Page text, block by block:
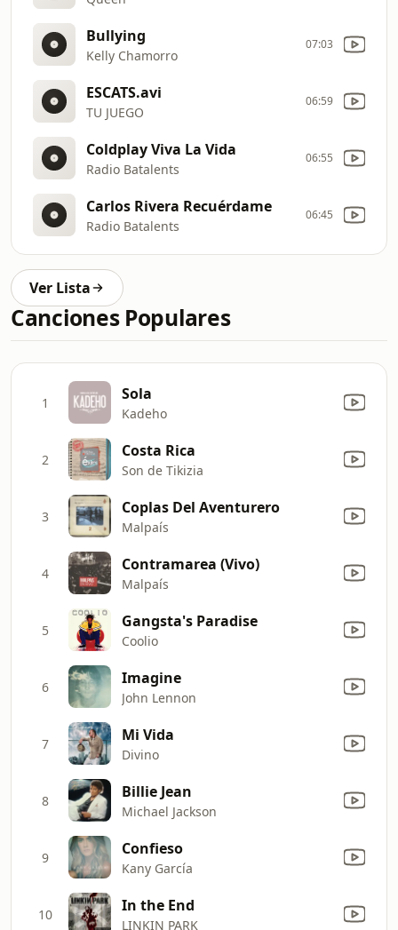
Bullying
Kelly Chamorro
07:03
ESCATS.avi
TU JUEGO
06:59
Coldplay Viva La Vida
Radio Batalents
06:55
Carlos Rivera Recuérdame
Radio Batalents
06:45
Ver Lista
Canciones Populares
1 Sola
Kadeho
2 Costa Rica
Son de Tikizia
3 Coplas Del Aventurero
Malpaís
4 Contramarea (Vivo)
Malpaís
5 Gangsta's Paradise
Coolio
6 Imagine
John Lennon
7 Mi Vida
Divino
8 Billie Jean
Michael Jackson
9 Confieso
Kany García
10 In the End
LINKIN PARK